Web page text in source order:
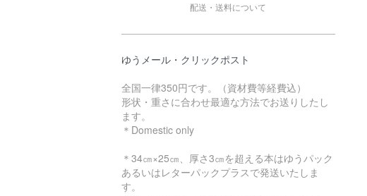
配送・送料について
ゆうメール・クリックポスト
全国一律350円です。（資材費等経費込）
形状・重さに合わせ最適な方法でお送りしたし
ます。
＊Domestic only
＊34㎝×25㎝、厚さ3㎝を超える本はゆうパック
あるいはレターパックプラスで発送いたしま
す。